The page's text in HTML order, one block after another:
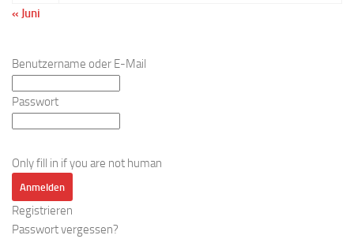
« Juni
Benutzername oder E-Mail
Passwort
Only fill in if you are not human
Registrieren
Passwort vergessen?